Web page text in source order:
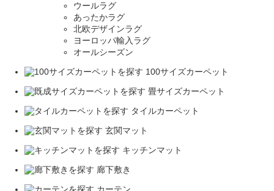
ウールラグ
あったかラグ
北欧デザインラグ
ヨーロッパ輸入ラグ
オールシーズン
100サイズカーペット
畳サイズカーペット
タイルカーペット
玄関マット
キッチンマット
廊下敷き